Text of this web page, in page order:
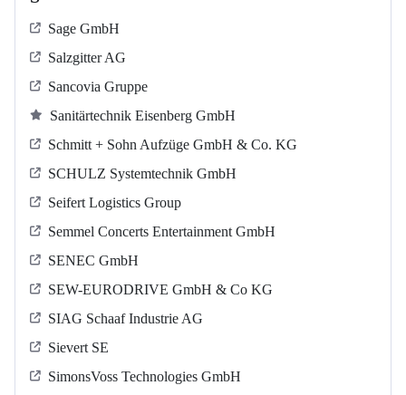
Sage GmbH
Salzgitter AG
Sancovia Gruppe
Sanitärtechnik Eisenberg GmbH
Schmitt + Sohn Aufzüge GmbH & Co. KG
SCHULZ Systemtechnik GmbH
Seifert Logistics Group
Semmel Concerts Entertainment GmbH
SENEC GmbH
SEW-EURODRIVE GmbH & Co KG
SIAG Schaaf Industrie AG
Sievert SE
SimonsVoss Technologies GmbH